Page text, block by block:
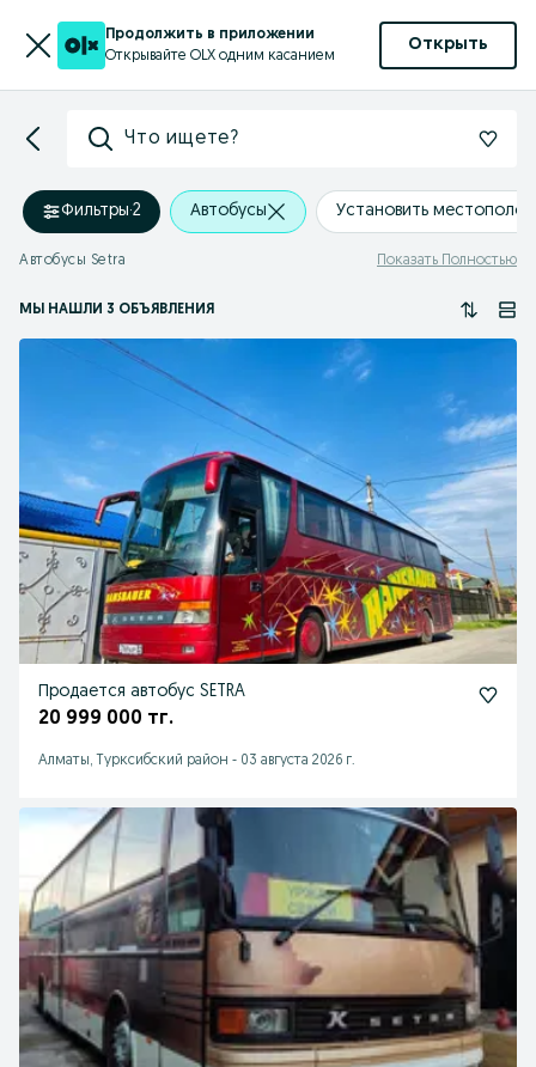
Продолжить в приложении
Открывайте OLX одним касанием
Открыть
Что ищете?
Фильтры·2 Автобусы Установить
Автобусы Setra Показать Полностью
МЫ НАШЛИ 3 ОБЪЯВЛЕНИЯ
Продается автобус SETRA
20 999 000 тг.
Алматы, Турксибский район - 03 августа 2026 г.